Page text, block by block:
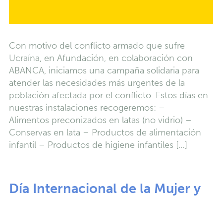
Con motivo del conflicto armado que sufre
Ucraína, en Afundación, en colaboración con
ABANCA, iniciamos una campaña solidaria para
atender las necesidades más urgentes de la
población afectada por el conflicto. Estos días en
nuestras instalaciones recogeremos: –
Alimentos preconizados en latas (no vidrio) –
Conservas en lata – Productos de alimentación
infantil – Productos de higiene infantiles […]
Día Internacional de la Mujer y